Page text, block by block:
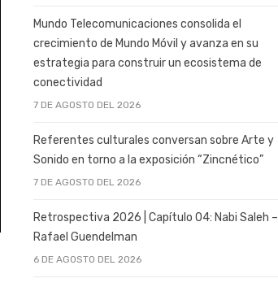
Mundo Telecomunicaciones consolida el
crecimiento de Mundo Móvil y avanza en su
estrategia para construir un ecosistema de
conectividad
7 DE AGOSTO DEL 2026
Referentes culturales conversan sobre Arte y
Sonido en torno a la exposición “Zincnético”
7 DE AGOSTO DEL 2026
Retrospectiva 2026 | Capítulo 04: Nabi Saleh –
Rafael Guendelman
6 DE AGOSTO DEL 2026